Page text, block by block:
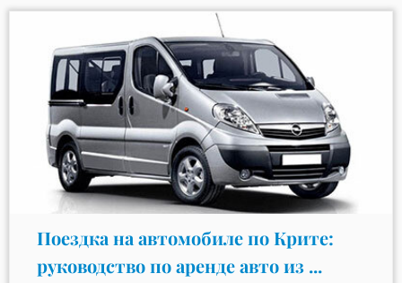
Поездка на автомобиле по Крите:
руководство по аренде авто из ...